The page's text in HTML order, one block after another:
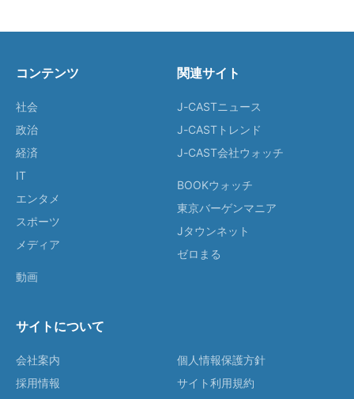
コンテンツ
社会
政治
経済
IT
エンタメ
スポーツ
メディア
動画
関連サイト
J-CASTニュース
J-CASTトレンド
J-CAST会社ウォッチ
BOOKウォッチ
東京バーゲンマニア
Jタウンネット
ゼロまる
サイトについて
会社案内
採用情報
個人情報保護方針
サイト利用規約